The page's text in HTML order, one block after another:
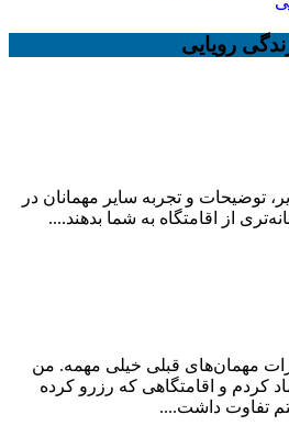
رویایی
توضیحات و تجربه سایر مهمانان در
از اقامتگاه به شما بدهند....
مهمان‌های قبلی خیلی مهمه. من
کردم و اقامتگاهی که رزرو کرده
تفاوت داشت....